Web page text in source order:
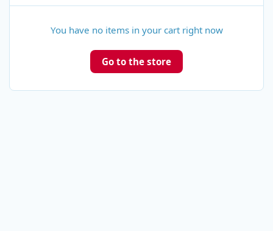
You have no items in your cart right now
Go to the store